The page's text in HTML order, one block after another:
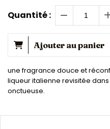
Quantité :
Ajouter au panier
une fragrance douce et
liqueur italienne revisitée
onctueuse.